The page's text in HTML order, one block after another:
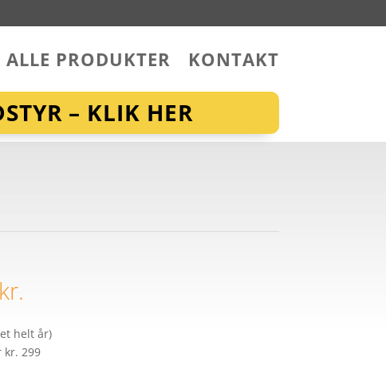
ALLE PRODUKTER KONTAKT
– KLIK HER
kr.
helt år)
kr. 299